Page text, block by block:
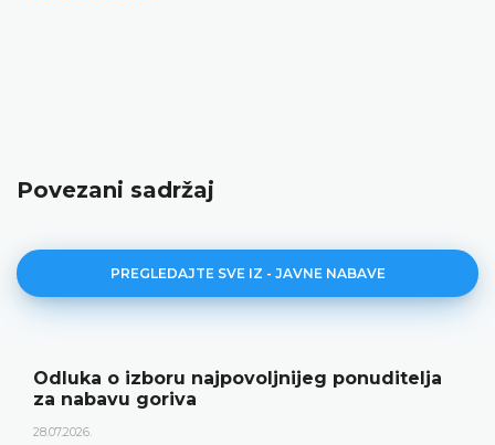
Povezani sadržaj
PREGLEDAJTE SVE IZ - JAVNE NABAVE
Odluka o izboru najpovoljnijeg ponuditelja
za nabavu goriva
28.07.2026.